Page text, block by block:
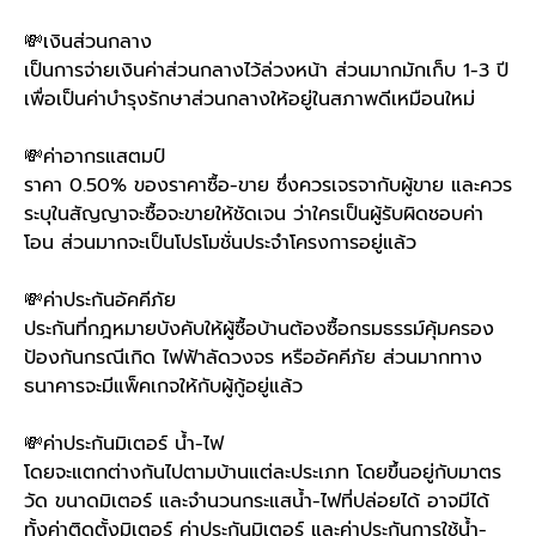
💸เงินส่วนกลาง
เป็นการจ่ายเงินค่าส่วนกลางไว้ล่วงหน้า ส่วนมากมักเก็บ 1-3 ปี
เพื่อเป็นค่าบำรุงรักษาส่วนกลางให้อยู่ในสภาพดีเหมือนใหม่
💸ค่าอากรแสตมป์
ราคา 0.50% ของราคาซื้อ-ขาย ซึ่งควรเจรจากับผู้ขาย และควร
ระบุในสัญญาจะซื้อจะขายให้ชัดเจน ว่าใครเป็นผู้รับผิดชอบค่า
โอน ส่วนมากจะเป็นโปรโมชั่นประจำโครงการอยู่แล้ว
💸ค่าประกันอัคคีภัย
ประกันที่กฎหมายบังคับให้ผู้ซื้อบ้านต้องซื้อกรมธรรม์คุ้มครอง
ป้องกันกรณีเกิด ไฟฟ้าลัดวงจร หรืออัคคีภัย ส่วนมากทาง
ธนาคารจะมีแพ็คเกจให้กับผู้กู้อยู่แล้ว
💸ค่าประกันมิเตอร์ น้ำ-ไฟ
โดยจะแตกต่างกันไปตามบ้านแต่ละประเภท โดยขึ้นอยู่กับมาตร
วัด ขนาดมิเตอร์ และจำนวนกระแสน้ำ-ไฟที่ปล่อยได้ อาจมีได้
ทั้งค่าติดตั้งมิเตอร์ ค่าประกันมิเตอร์ และค่าประกันการใช้น้ำ-